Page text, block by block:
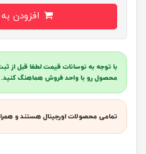
با توجه به نوسانات قیمت لطفا قبل
محصول رو با واحد فروش هماهنگ کنید.
تمامی محصولات اورجینال هستند و